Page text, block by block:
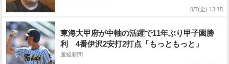
8/7(金) 13:15
東海大甲府が中軸の活躍で11年ぶり甲子園勝
利 4番伊沢2安打2打点「もっともっと」
産経新聞